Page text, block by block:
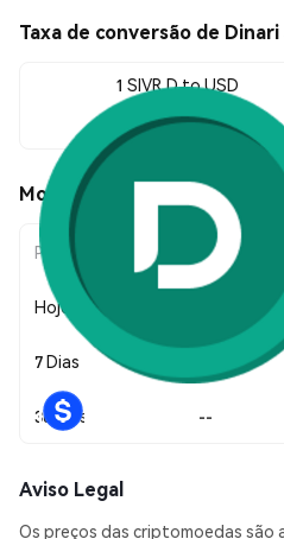
Taxa de conversão de Dinari
1 SIVR.D to USD
--
Movimentos de preço de
Período Variação
Hoje
7 Dias
30 Dias --
Aviso Legal
Os preços das criptomoedas são